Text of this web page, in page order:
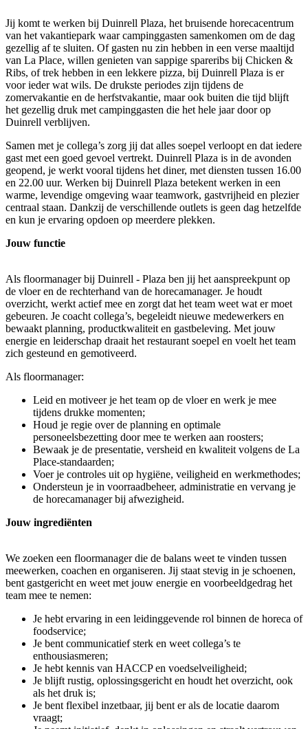
Jij komt te werken bij Duinrell Plaza, het bruisende horecacentrum
van het vakantiepark waar campinggasten samenkomen om de dag
gezellig af te sluiten. Of gasten nu zin hebben in een verse maaltijd
van La Place, willen genieten van sappige spareribs bij Chicken &
Ribs, of trek hebben in een lekkere pizza, bij Duinrell Plaza is er
voor ieder wat wils. De drukste periodes zijn tijdens de
zomervakantie en de herfstvakantie, maar ook buiten die tijd blijft
het gezellig druk met campinggasten die het hele jaar door op
Duinrell verblijven.
Samen met je collega’s zorg jij dat alles soepel verloopt en dat iedere
gast met een goed gevoel vertrekt. Duinrell Plaza is in de avonden
geopend, je werkt vooral tijdens het diner, met diensten tussen 16.00
en 22.00 uur. Werken bij Duinrell Plaza betekent werken in een
warme, levendige omgeving waar teamwork, gastvrijheid en plezier
centraal staan. Dankzij de verschillende outlets is geen dag hetzelfde
en kun je ervaring opdoen op meerdere plekken.
Jouw functie
Als floormanager bij Duinrell - Plaza ben jij het aanspreekpunt op
de vloer en de rechterhand van de horecamanager. Je houdt
overzicht, werkt actief mee en zorgt dat het team weet wat er moet
gebeuren. Je coacht collega’s, begeleidt nieuwe medewerkers en
bewaakt planning, productkwaliteit en gastbeleving. Met jouw
energie en leiderschap draait het restaurant soepel en voelt het team
zich gesteund en gemotiveerd.
Als floormanager:
Leid en motiveer je het team op de vloer en werk je mee
tijdens drukke momenten;
Houd je regie over de planning en optimale
personeelsbezetting door mee te werken aan roosters;
Bewaak je de presentatie, versheid en kwaliteit volgens de La
Place-standaarden;
Voer je controles uit op hygiëne, veiligheid en werkmethodes;
Ondersteun je in voorraadbeheer, administratie en vervang je
de horecamanager bij afwezigheid.
Jouw ingrediënten
We zoeken een floormanager die de balans weet te vinden tussen
meewerken, coachen en organiseren. Jij staat stevig in je schoenen,
bent gastgericht en weet met jouw energie en voorbeeldgedrag het
team mee te nemen:
Je hebt ervaring in een leidinggevende rol binnen de horeca of
foodservice;
Je bent communicatief sterk en weet collega’s te
enthousiasmeren;
Je hebt kennis van HACCP en voedselveiligheid;
Je blijft rustig, oplossingsgericht en houdt het overzicht, ook
als het druk is;
Je bent flexibel inzetbaar, jij bent er als de locatie daarom
vraagt;